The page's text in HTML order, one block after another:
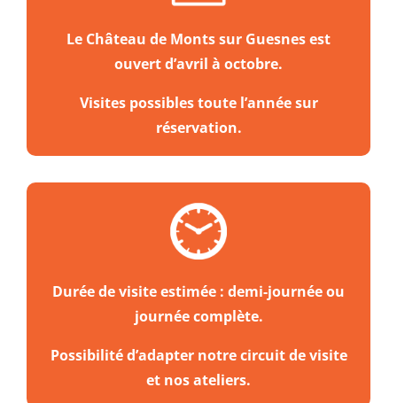
Le Château de Monts sur Guesnes est
ouvert d’avril à octobre.
Visites possibles toute l’année sur
réservation.
Durée de visite estimée : demi-journée ou
journée complète.
Possibilité d’adapter notre circuit de visite
et nos ateliers.